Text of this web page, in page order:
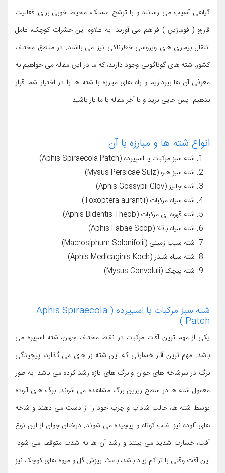
گیاهی آسیب می رسانند و با ترشح عسلک، محیط خوبی برای فعالیت
قارچ ( فوماژین ) فراهم می آورند. به علاوه این حشرات کوچک، عامل
انتقال بیماری های ویروسی خطرناکی نیز می باشند. در مناطق مختلف
کشور، شته های گوناگونی وجود دارند، که ما در این مقاله می خواهیم به
معرفی آن ها بپردازیم و راه های مبارزه با شته ها را در اختیار شما قرار
بدهیم. پس جایی نرید و تا آخر مقاله با ما یار باشید.
انواع شته ها و مبارزه با آن
شته سبز مرکبات یا اسپیرده (Aphis Spiraecola Patch)
شته سبز هلو (Mysus Persicae Sulz)
شته جالیز (Aphis Gossypii Glov)
شته سیاه مرکبات (Toxoptera aurantii)
شته قهوه ای مرکبات (Aphis Bidentis Theob)
شته سیاه باقلا (Aphis Fabae Scop)
شته سیب زمینی (Macrosiphum Solonifolii)
شته سیاه شبدر (Aphis Medicaginis Koch)
شته پیچک (Mysus Convoluli)
شته سبز مرکبات یا اسپیرده ( Aphis Spiraecola
Patch )
یکی از مهم ترین آفات مرکبات در نقاط مختلف جهان، شته اسپیره می
باشد. مهم ترین آثار خسارتی که این شته بر جای می گذارد، پیچیدگی
برگ در سرشاخه های جوان و برگ های تازه رشد کرده می باشد. به طور
معمول شته ها در سطح زیرین برگ مشاهده می شوند. برگ های آلوده
توسط شته ها، حالت شاداب و چرب خود را از دست می دهند و شاخه
های آلوده نیز اغلب کوتاه و پیچیده می شوند. درختان جوان از این نوع
آفت، خسارت شدید می بینند و رشد آن ها به شدت متوقف می شود.
این آفت وقتی با تراکم زیاد باشد، باعث ریزش گل و میوه های کوچک نیز